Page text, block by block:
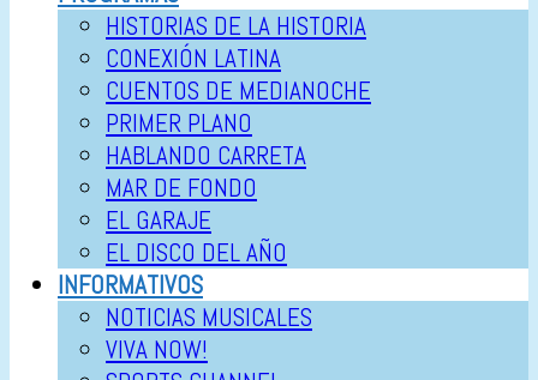
HISTORIAS DE LA HISTORIA
CONEXIÓN LATINA
CUENTOS DE MEDIANOCHE
PRIMER PLANO
HABLANDO CARRETA
MAR DE FONDO
EL GARAJE
EL DISCO DEL AÑO
INFORMATIVOS
NOTICIAS MUSICALES
VIVA NOW!